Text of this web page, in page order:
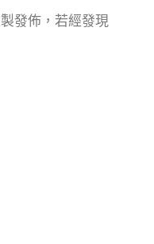
發佈，若經發現